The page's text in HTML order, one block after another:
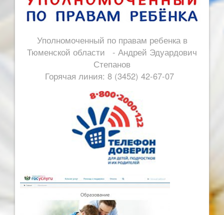
Уполномоченный по правам ребенка в
Тюменской области - Андрей Эдуардович
Степанов
Горячая линия: 8 (3452) 42-67-07